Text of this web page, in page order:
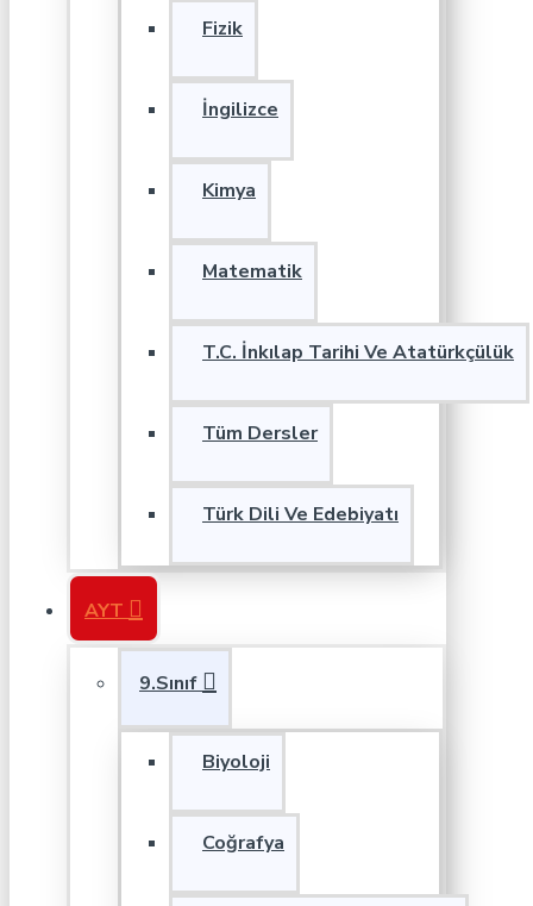
Fizik
İngilizce
Kimya
Matematik
T.C. İnkılap Tarihi Ve Atatürkçülük
Tüm Dersler
Türk Dili Ve Edebiyatı
AYT
9.Sınıf
Biyoloji
Coğrafya